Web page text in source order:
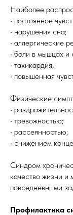
Наиболее
• постоянное
• нарушения сна;
• аллергические
• боли в мышцах и
• тахикардия;
• повышенная
Физические
•
• тревожностью;
• рассеянностью;
• снижением
Синдром
качество жизни и
повседневными
Профилактика